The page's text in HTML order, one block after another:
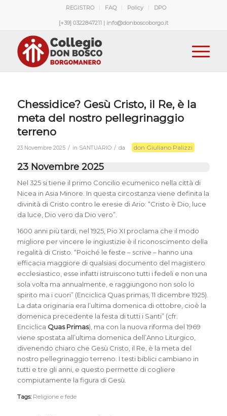
REGISTRO FAQ Policy DPO
[+39] 0322847211 | info@donboscoborgo.it
Chessidice? Gesù Cristo, il Re, è la
meta del nostro pellegrinaggio
terreno
23 Novembre 2025 / in SANTUARIO / da don Giuliano Palizzi
23 Novembre 2025
Nel 325 si tiene il primo Concilio ecumenico nella città di
Nicea in Asia Minore. In questa circostanza viene definita la
divinità di Cristo contro le eresie di Ario: “Cristo è Dio, luce
da luce, Dio vero da Dio vero”.
1600 anni più tardi, nel 1925, Pio XI proclama che il modo
migliore per vincere le ingiustizie è il riconoscimento della
regalità di Cristo. “Poiché le feste – scrive – hanno una
efficacia maggiore di qualsiasi documento del magistero
ecclesiastico, esse infatti istruiscono tutti i fedeli e non una
sola volta ma annualmente, e raggiungono non solo lo
spirito ma i cuori” (Enciclica Quas primas, 11 dicembre 1925).
La data originaria era l’ultima domenica di ottobre, cioè la
domenica precedente la festa di tutti i Santi” (cfr.
Enciclica Quas Primas), ma con la nuova riforma del 1969
viene spostata all’ultima domenica dell’Anno Liturgico,
divenendo chiaro che Gesù Cristo, il Re, è la meta del
nostro pellegrinaggio terreno. I testi biblici cambiano in
tutti e tre gli anni, e questo permette di cogliere
compiutamente la figura di Gesù.
Tags: Religione e fede